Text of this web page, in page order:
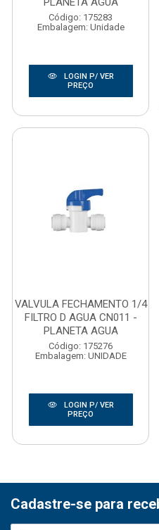
Código: 175283
Embalagem: Unidade
LOGIN P/ VER
PREÇO
VALVULA FECHAMENTO 1/4
FILTRO D AGUA CN011 -
PLANETA AGUA
Código: 175276
Embalagem: UNIDADE
LOGIN P/ VER
PREÇO
Cadastre-se para